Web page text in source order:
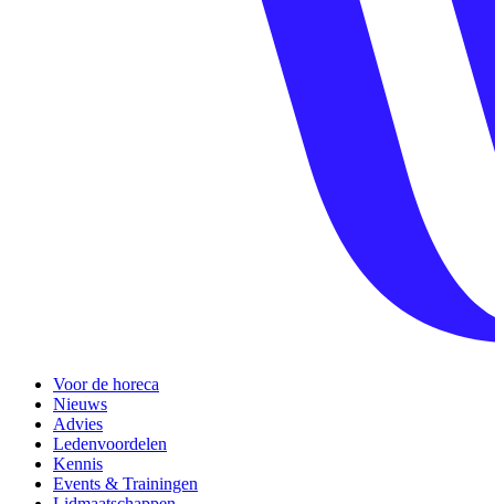
Voor de horeca
Nieuws
Advies
Ledenvoordelen
Kennis
Events & Trainingen